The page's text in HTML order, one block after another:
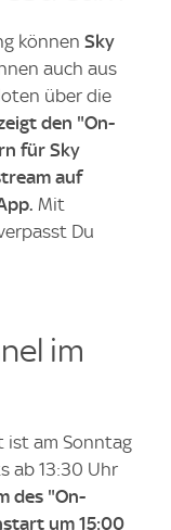
können Sky
auch aus
über die
den "On-
für Sky
auf
Mit
Du
im
ist am Sonntag
ab 13:30 Uhr
des "On-
um 15:00